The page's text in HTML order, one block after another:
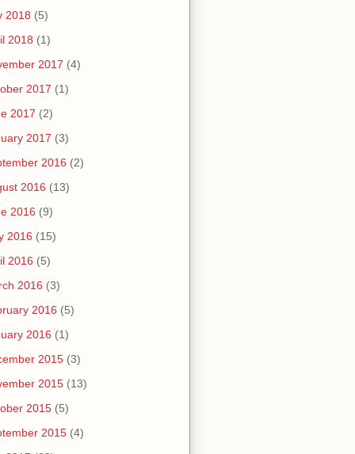
2018 (5)
2018 (1)
2017 (4)
2017 (1)
2017 (2)
2017 (3)
2016 (2)
2016 (13)
2016 (9)
2016 (15)
2016 (5)
2016 (3)
2016 (5)
2016 (1)
2015 (3)
2015 (13)
2015 (5)
2015 (4)